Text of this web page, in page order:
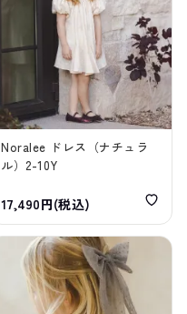
Noralee ドレス（ナチュラ
ル）2-10Y
17,490円(税込)